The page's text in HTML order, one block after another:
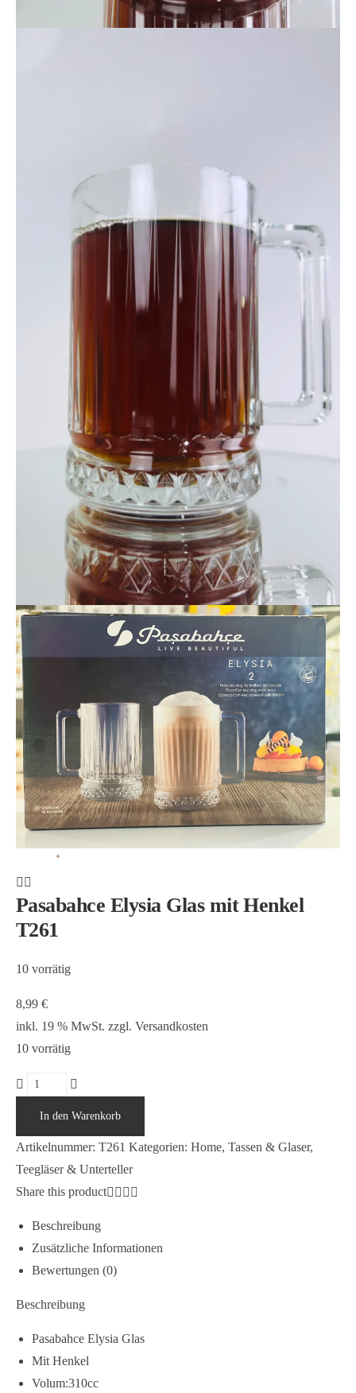
Pasabahce Elysia Glas mit Henkel
T261
10 vorrätig
8,99 €
inkl. 19 % MwSt. zzgl. Versandkosten
10 vorrätig
Pasabahce
mit
Henkel
T261
In den Warenkorb
Artikelnummer: T261 Kategorien: Home, Tassen & Glaser,
Teegläser & Unterteller
Share this product
Beschreibung
Zusätzliche Informationen
Bewertungen (0)
Beschreibung
Pasabahce Elysia Glas
Mit Henkel
Volum:310cc